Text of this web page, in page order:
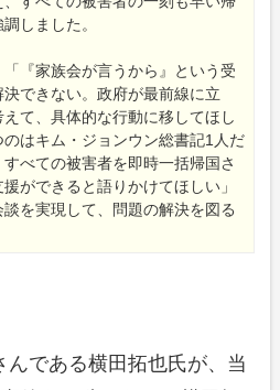
しました。
『家族会が言うから』という受
できない。政府が最前線に立
て、具体的な行動に移してほし
はキム・ジョンウン総書記1人だ
べての被害者を即時一括帰国さ
ができると語りかけてほしい」
を実現して、問題の解決を図る
である横田拓也氏が、当